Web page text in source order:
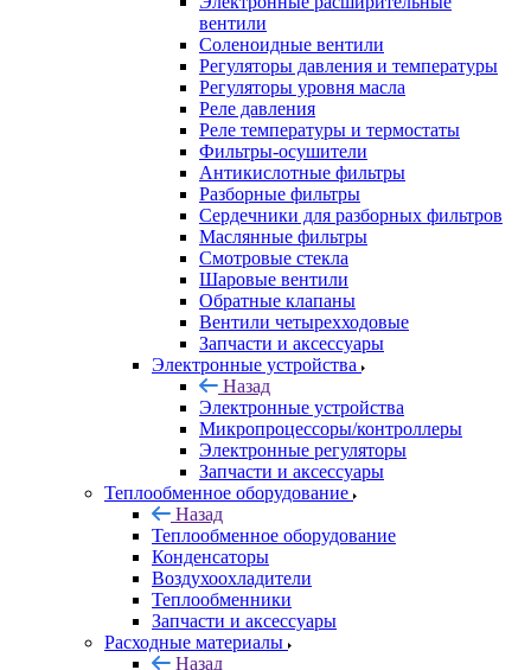
вентили
Соленоидные вентили
Регуляторы давления и температуры
Регуляторы уровня масла
Реле давления
Реле температуры и термостаты
Фильтры-осушители
Антикислотные фильтры
Разборные фильтры
Сердечники для разборных фильтров
Маслянные фильтры
Смотровые стекла
Шаровые вентили
Обратные клапаны
Вентили четырехходовые
Запчасти и аксессуары
Электронные устройства
Назад
Электронные устройства
Микропроцессоры/контроллеры
Электронные регуляторы
Запчасти и аксессуары
Теплообменное оборудование
Назад
Теплообменное оборудование
Конденсаторы
Воздухоохладители
Теплообменники
Запчасти и аксессуары
Расходные материалы
Назад